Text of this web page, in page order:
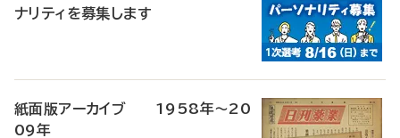
ナリティを募集します
紙面版アーカイブ 1958年～20
09年